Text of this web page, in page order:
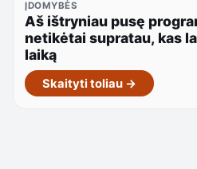
ĮDOMYBĖS
Aš ištryniau pusę
netikėtai supratau, kas
laiką
Skaityti toliau →